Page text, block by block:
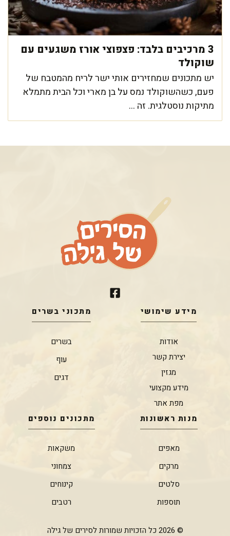
3 מרכיבים בלבד: פצפוצי אורז משגעים עם
שוקולד
יש מתכונים שמחזירים אותי ישר לריח מהמטבח של
פעם, כשהשוקולד נמס על בן מארי וכל הבית מתמלא
מתיקות נוסטלגית. זה ...
מידע שימושי
אודות
יצירת קשר
מגזין
מידע מקצועי
מפת אתר
מתכוני בשרים
בשרים
עוף
דגים
מנות ראשונות
מאפים
מרקים
סלטים
תוספות
מתכונים נוספים
משקאות
צמחוני
קינוחים
רטבים
© 2026 כל הזכויות שמורות לסירים של גילה